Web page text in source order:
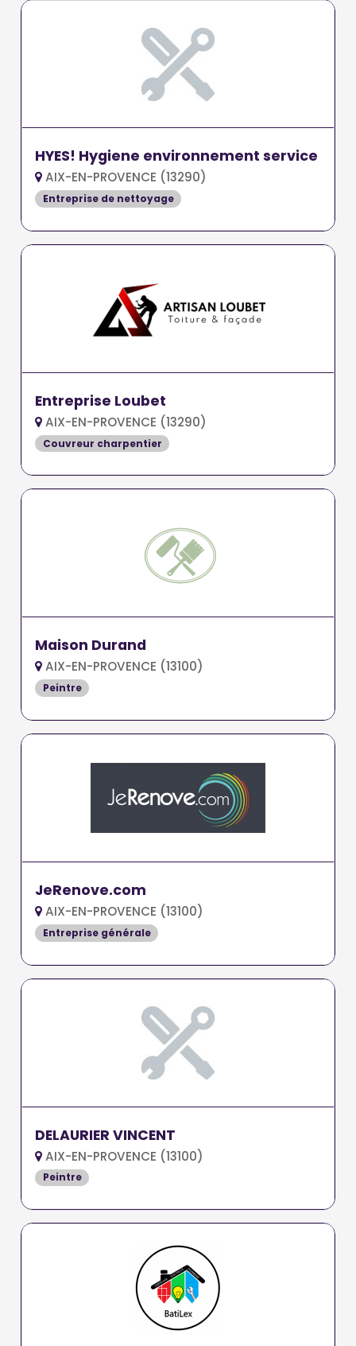
HYES! Hygiene environnement service
AIX-EN-PROVENCE (13290)
Entreprise de nettoyage
Entreprise Loubet
AIX-EN-PROVENCE (13290)
Couvreur charpentier
Maison Durand
AIX-EN-PROVENCE (13100)
Peintre
JeRenove.com
AIX-EN-PROVENCE (13100)
Entreprise générale
DELAURIER VINCENT
AIX-EN-PROVENCE (13100)
Peintre